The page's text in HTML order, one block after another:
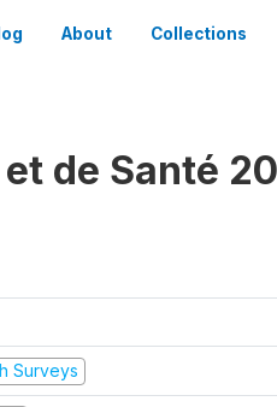
About Collections
de Santé
Surveys